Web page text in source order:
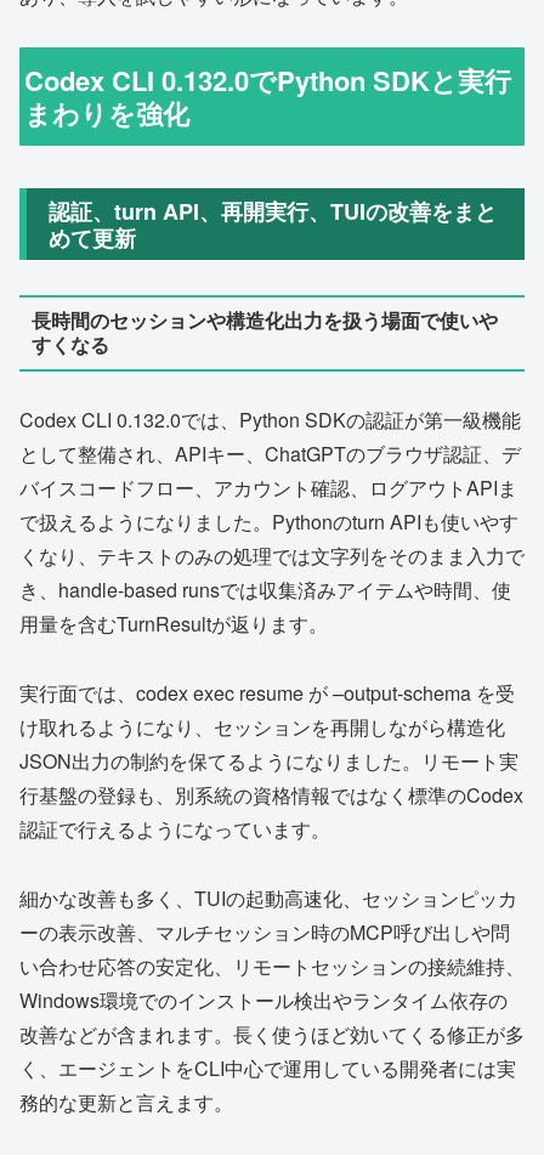
Codex CLI 0.132.0でPython SDKと実行
まわりを強化
認証、turn API、再開実行、TUIの改善をまと
めて更新
長時間のセッションや構造化出力を扱う場面で使いや
すくなる
Codex CLI 0.132.0では、Python SDKの認証が第一級機能
として整備され、APIキー、ChatGPTのブラウザ認証、デ
バイスコードフロー、アカウント確認、ログアウトAPIま
で扱えるようになりました。Pythonのturn APIも使いやす
くなり、テキストのみの処理では文字列をそのまま入力で
き、handle-based runsでは収集済みアイテムや時間、使
用量を含むTurnResultが返ります。
実行面では、codex exec resume が –output-schema を受
け取れるようになり、セッションを再開しながら構造化
JSON出力の制約を保てるようになりました。リモート実
行基盤の登録も、別系統の資格情報ではなく標準のCodex
認証で行えるようになっています。
細かな改善も多く、TUIの起動高速化、セッションピッカ
ーの表示改善、マルチセッション時のMCP呼び出しや問
い合わせ応答の安定化、リモートセッションの接続維持、
Windows環境でのインストール検出やランタイム依存の
改善などが含まれます。長く使うほど効いてくる修正が多
く、エージェントをCLI中心で運用している開発者には実
務的な更新と言えます。